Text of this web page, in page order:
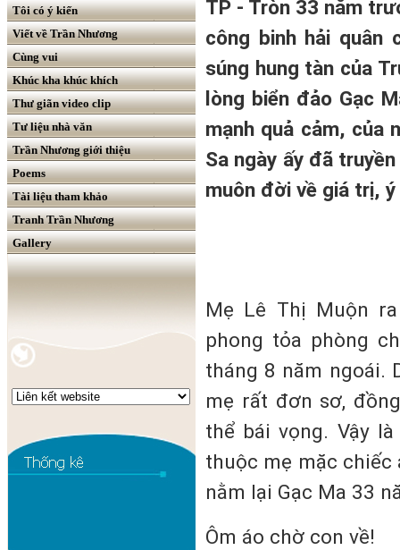
Tôi có ý kiến
Viết về Trần Nhương
Cùng vui
Khúc kha khúc khích
Thư giãn video clip
Tư liệu nhà văn
Trần Nhương giới thiệu
Poems
Tài liệu tham khảo
Tranh Trần Nhương
Gallery
TP - Tròn 33 năm
công binh hải quân
súng hung tàn của
lòng biển đảo Gạc
mạnh quả cảm, của
Sa ngày ấy đã
muôn đời về giá trị,
Mẹ Lê Thị Muộn
phong tỏa phòng
tháng 8 năm ngoái.
mẹ rất đơn sơ,
thể bái vọng. Vậy
thuộc mẹ mặc
nằm lại Gạc Ma 33
Ôm áo chờ con về!